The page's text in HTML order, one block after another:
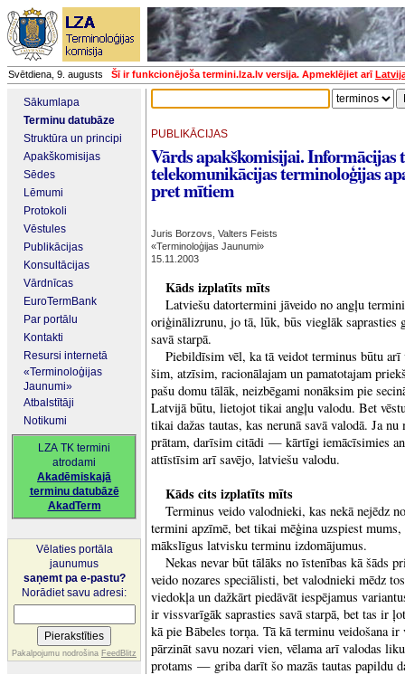
Svētdiena, 9. augusts Šī ir funkcionējoša termini.lza.lv versija. Apmeklējiet arī
Sākumlapa
Terminu datubāze
Struktūra un principi
Apakškomisijas
Sēdes
Lēmumi
Protokoli
Vēstules
Publikācijas
Konsultācijas
Vārdnīcas
EuroTermBank
Par portālu
Kontakti
Resursi internetā
«Terminoloģijas
Jaunumi»
Atbalstītāji
Notikumi
LZA TK termini
atrodami
Akadēmiskajā
terminu datubāzē
AkadTerm
Vēlaties portāla
jaunumus
saņemt pa e-pastu?
Norādiet savu adresi:
Pakalpojumu nodrošina FeedBlitz
PUBLIKĀCIJAS
Vārds apakškomisijai. Informācijas
telekomunikācijas terminoloģijas
pret mītiem
Juris Borzovs, Valters Feists
«Terminoloģijas Jaunumi»
15.11.2003
Kāds izplatīts mīts
Latviešu datortermini jāveido no angļu
oriģinālizrunu, jo tā, lūk, būs vieglāk saprasties
savā starpā.
Piebildīsim vēl, ka tā veidot terminus būtu
šim, atzīsim, racionālajam un pamatotajam
pašu domu tālāk, neizbēgami nonāksim pie
Latvijā būtu, lietojot tikai angļu valodu. Bet
tikai dažas tautas, kas nerunā savā valodā. Ja
prātam, darīsim citādi — kārtīgi iemācīsimies
attīstīsim arī savējo, latviešu valodu.
Kāds cits izplatīts mīts
Terminus veido valodnieki, kas nekā nejēdz
termini apzīmē, bet tikai mēģina uzspiest
mākslīgus latvisku terminu izdomājumus.
Nekas nevar būt tālāks no īstenības kā šāds
veido nozares speciālisti, bet valodnieki mēdz
viedokļa un dažkārt piedāvāt iespējamus
ir vissvarīgāk saprasties savā starpā, bet tas ir
kā pie Bābeles torņa. Tā kā terminu veidošana
pārzināt savu nozari vien, vēlama arī valodas
protams — griba darīt šo mazās tautas papildu